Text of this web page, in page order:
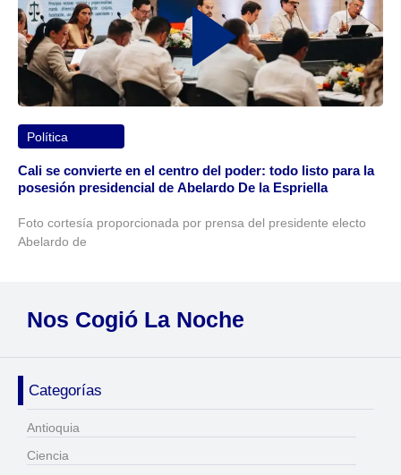
Política
Cali se convierte en el centro del poder: todo listo para la
posesión presidencial de Abelardo De la Espriella
Foto cortesía proporcionada por prensa del presidente electo
Abelardo de
Nos Cogió La Noche
Categorías
Antioquia
Ciencia